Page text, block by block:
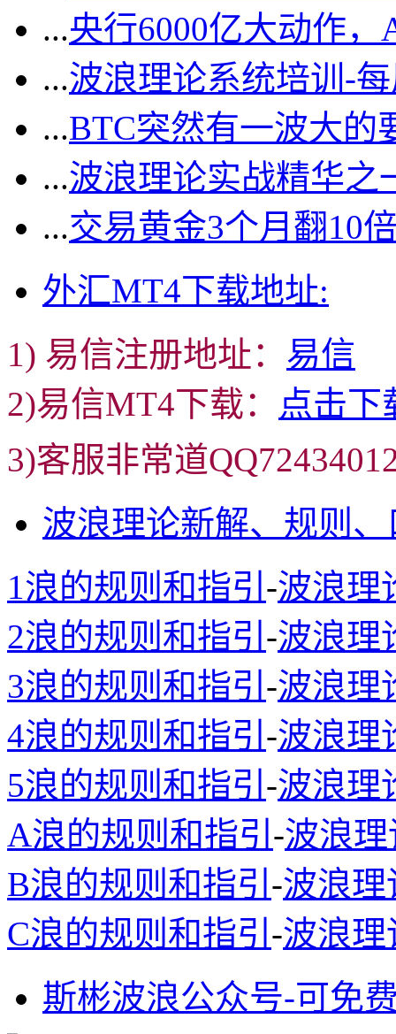
...央行6000亿大动作
...波浪理论系统培训-
...BTC突然有一波大的
...波浪理论实战精华
...交易黄金3个月翻10
外汇MT4下载地址:
1) 易信注册地址： 易信
2)易信MT4下载： 点击下
3)客服非常道
波浪理论新解、规则
1浪的规则和指引 -波浪理
2浪的规则和指引 -波浪理
3浪的规则和指引 -波浪理
4浪的规则和指引 -波浪理
5浪的规则和指引 -波浪理
A浪的规则和指引 -波浪
B浪的规则和指引 -波浪
C浪的规则和指引 -波浪理
斯彬波浪公众号-可免